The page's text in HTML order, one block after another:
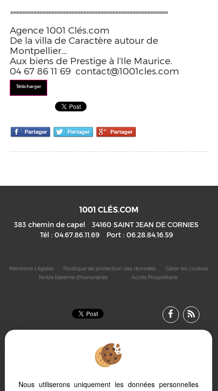
======================================================
Agence 1001 Clés.com
De la villa de Caractère autour de
Montpellier...
Aux biens de Prestige à l'Ile Maurice.
04 67 86 11 69 contact@1001cles.com
Télécharger
1001 CLÉS.COM
383 chemin de capel 34160 SAINT JEAN DE CORNIES
Tél : 04.67.86.11.69 Port : 06.28.84.16.59
Mentions Légales Politique de protection des données
Gérer les cookies
Notre barème d'honoraires
Accès Propriétaire
Nous utiliserons uniquement les données personnelles